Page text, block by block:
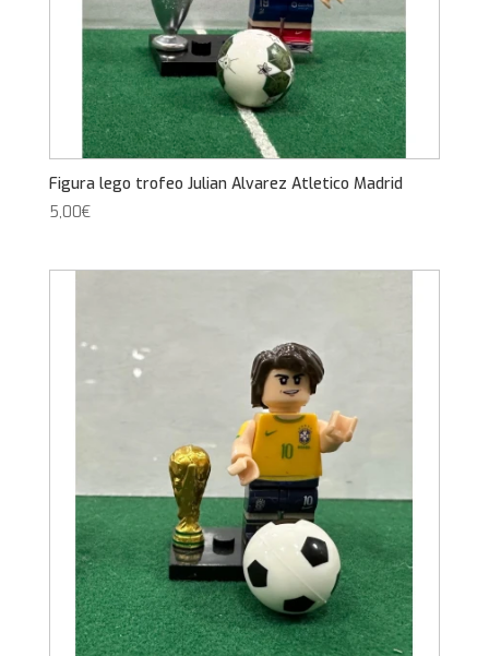
Figura lego trofeo Julian Alvarez Atletico Madrid
5,00€